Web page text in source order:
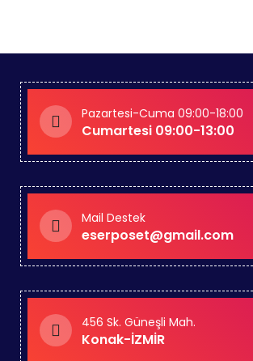
Pazartesi-Cuma 09:00-18:00
Cumartesi 09:00-13:00
Mail Destek
eserposet@gmail.com
456 Sk. Güneşli Mah.
Konak-İZMİR